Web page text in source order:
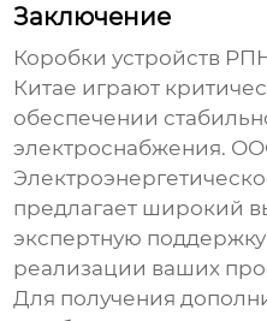
Заключение
Коробки устройств
Китае играют
обеспечении
электроснабжения.
предлагает широкий
экспертную
реализации ваших
Для получения